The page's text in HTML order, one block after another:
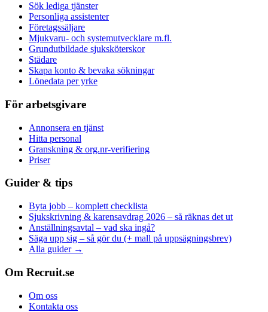
Sök lediga tjänster
Personliga assistenter
Företagssäljare
Mjukvaru- och systemutvecklare m.fl.
Grundutbildade sjuksköterskor
Städare
Skapa konto & bevaka sökningar
Lönedata per yrke
För arbetsgivare
Annonsera en tjänst
Hitta personal
Granskning & org.nr-verifiering
Priser
Guider & tips
Byta jobb – komplett checklista
Sjukskrivning & karensavdrag 2026 – så räknas det ut
Anställningsavtal – vad ska ingå?
Säga upp sig – så gör du (+ mall på uppsägningsbrev)
Alla guider →
Om Recruit.se
Om oss
Kontakta oss